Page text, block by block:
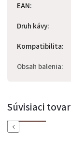
EAN:
Druh kávy:
Kompatibilita:
Obsah balenia:
Súvisiaci tovar
Previous